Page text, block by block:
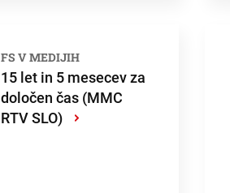
FS V MEDIJIH
15 let in 5 mesecev za
določen čas (MMC
RTV SLO)
›